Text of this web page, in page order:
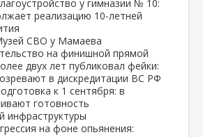
у гимназии № 10:
реализацию 10‑летней
СВО у Мамаева
на финишной прямой
двух лет публиковал фейки:
в дискредитации ВС РФ
к 1 сентября: в
готовность
инфраструктуры
на фоне опьянения: